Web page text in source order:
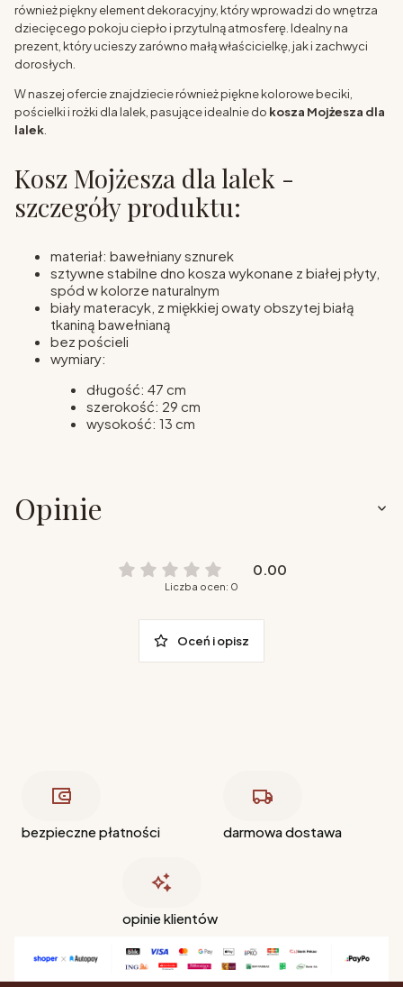
również piękny element dekoracyjny, który wprowadzi do wnętrza
dziecięcego pokoju ciepło i przytulną atmosferę. Idealny na
prezent, który ucieszy zarówno małą właścicielkę, jak i zachwyci
dorosłych.
W naszej ofercie znajdziecie również piękne kolorowe beciki,
pościelki i rożki dla lalek, pasujące idealnie do kosza Mojżesza dla
lalek
Kosz Mojżesza dla lalek -
szczegóły produktu:
materiał: bawełniany sznurek
sztywne stabilne dno kosza wykonane z białej płyty,
spód w kolorze naturalnym
biały materacyk, z miękkiej owaty obszytej białą
tkaniną bawełnianą
bez pościeli
wymiary:
długość: 47 cm
szerokość: 29 cm
wysokość: 13 cm
Opinie
0.00
Liczba ocen: 0
Oceń i opisz
bezpieczne płatności darmowa dostawa
opinie klientów